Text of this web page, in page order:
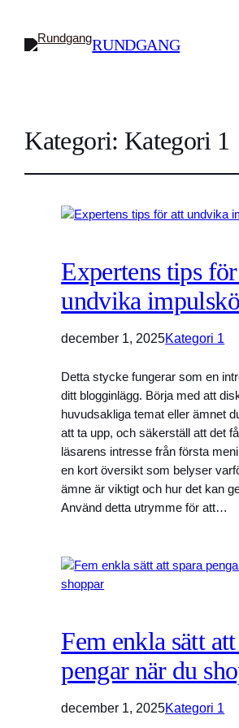
RUNDGANG
Kategori: Kategori 1
Expertens tips
undvika
december 1, 2025Kategori 1
Detta stycke fungerar som en
ditt blogginlägg. Börja med att
huvudsakliga temat eller ämnet
att ta upp, och säkerställ att det
läsarens intresse från första
en kort översikt som belyser
ämne är viktigt och hur det kan
Använd detta utrymme för att…
Fem enkla sätt
pengar när du
december 1, 2025Kategori 1